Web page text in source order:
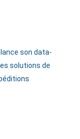
son data-
solutions de